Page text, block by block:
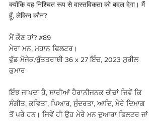
क्योंकि यह निश्चित रूप से वास्तविकता को बदल देगा। मैं
हूँ, लेकिन कौन?
ਮੈਂ ਕੌਣ ਹਾਂ? #89
ਮੇਰਾ ਮਨ, ਮਹਾਨ ਫਿਲਟਰ।
ਵੁੱਡ ਮੋਜ਼ੇਕ/ਬੁੱਤਤਰਾਸ਼ੀ 36 x 27 ਇੰਚ, 2023 ਸੁਰੀਲ
ਕੁਮਾਰ
ਇੰਝ ਜਾਪਦਾ ਹੈ, ਸਾਰੀਆਂ ਹੈਰਾਨੀਜਨਕ ਚੀਜ਼ਾਂ ਜਿਵੇਂ ਕਿ
ਸੰਗੀਤ, ਕਵਿਤਾ, ਪਿਆਰ, ਸੁੰਦਰਤਾ, ਆਦਿ, ਮੇਰੇ ਦਿਮਾਗ
ਤੋਂ ਪਰੇ ਹਨ। ਜਿਵੇਂ ਹੀ ਉਹ ਮੇਰੇ ਮਨ ਦੁਆਰਾ ਫਿਲਟਰ ਜਾਂ